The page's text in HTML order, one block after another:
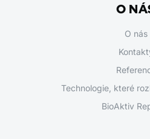
O
O nás
Technologie, které
BioAktiv